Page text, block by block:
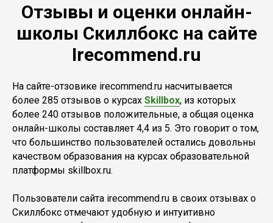
Отзывы и оценки онлайн-
школы Скиллбокс на сайте
Irecommend.ru
На сайте-отзовике irecommend.ru насчитывается
более 285 отзывов о курсах Skillbox, из которых
более 240 отзывов положительные, а общая оценка
онлайн-школы составляет 4,4 из 5. Это говорит о том,
что большинство пользователей остались довольны
качеством образования на курсах образовательной
платформы skillbox.ru.
Пользователи сайта irecommend.ru в своих отзывах о
Скиллбокс отмечают удобную и интуитивно